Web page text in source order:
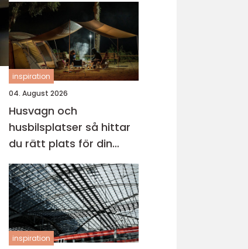
inspiration
04. August 2026
Husvagn och
husbilsplatser så hittar
du rätt plats för din
nästa resa
inspiration